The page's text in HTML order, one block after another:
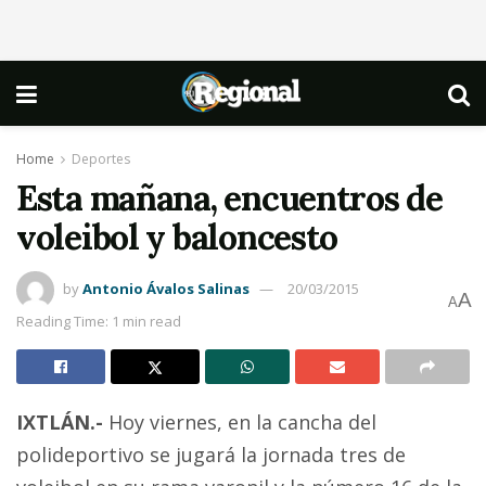
Home Deportes
Esta mañana, encuentros de
voleibol y baloncesto
byAntonio Ávalos Salinas
20/03/2015
Reading Time: 1 min read
AA
IXTLÁN.- Hoy viernes, en la cancha del
polideportivo se jugará la jornada tres de